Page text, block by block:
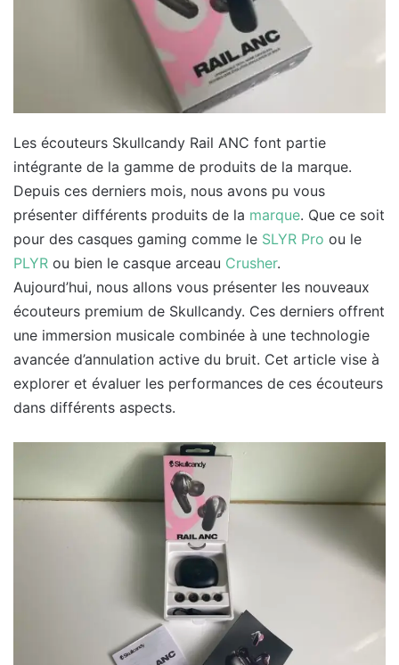
Les écouteurs Skullcandy Rail ANC font partie
intégrante de la gamme de produits de la marque.
Depuis ces derniers mois, nous avons pu vous
présenter différents produits de la marque. Que ce soit
pour des casques gaming comme le SLYR Pro ou le
PLYR ou bien le casque arceau Crusher.
Aujourd’hui, nous allons vous présenter les nouveaux
écouteurs premium de Skullcandy. Ces derniers offrent
une immersion musicale combinée à une technologie
avancée d’annulation active du bruit. Cet article vise à
explorer et évaluer les performances de ces écouteurs
dans différents aspects.